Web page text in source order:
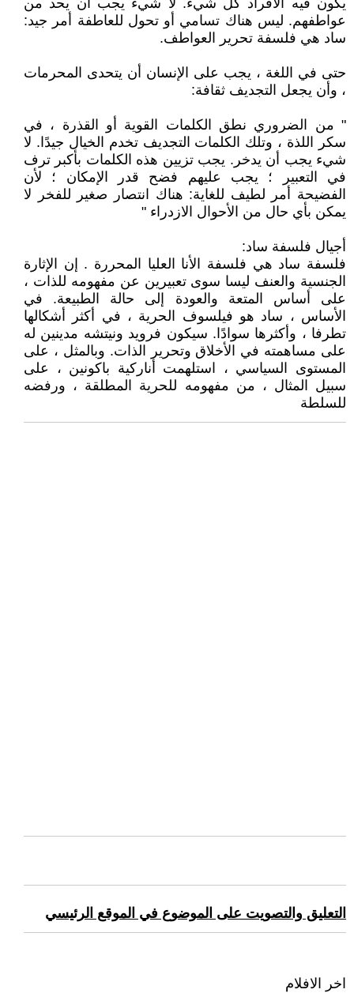
يكون فيه الأفراد كل شيء. لا شيء يجب أن يحد من
عواطفهم. ليس هناك تسامي أو تحول للعاطفة أمر جيد:
ساد هي فلسفة تحرير العواطف.
حتى في اللغة ، يجب على الإنسان أن يتحدى المحرمات
، وأن يجعل التجديف ثقافة:
" من الضروري نطق الكلمات القوية أو القذرة ، في
سكر اللذة ، وتلك الكلمات التجديف تخدم الخيال جيدًا. لا
شيء يجب أن يدخر. يجب تزيين هذه الكلمات بأكبر ترف
في التعبير ؛ يجب عليهم فضح قدر الإمكان ؛ لأن
الفضيحة أمر لطيف للغاية: هناك انتصار صغير للفخر لا
يمكن بأي حال من الأحوال الازدراء "
أجيال فلسفة ساد:
فلسفة ساد هي فلسفة الأنا العليا المحررة . إن الإثارة
الجنسية والعنف ليسا سوى تعبيرين عن مفهومه للذات ،
على أساس المتعة والعودة إلى حالة الطبيعة. في
الأساس ، ساد هو فيلسوف الحرية ، في أكثر أشكالها
تطرفا ، وأكثرها سوادًا. سيكون فرويد ونيتشه مدينين له
على مساهمته في الأخلاق وتحرير الذات. وبالمثل ، على
المستوى السياسي ، استلهمت أناركية باكونين ، على
سبيل المثال ، من مفهومه للحرية المطلقة ، ورفضه
للسلطة
التعليق والتصويت على الموضوع في الموقع الرئيسي
اخر الافلام